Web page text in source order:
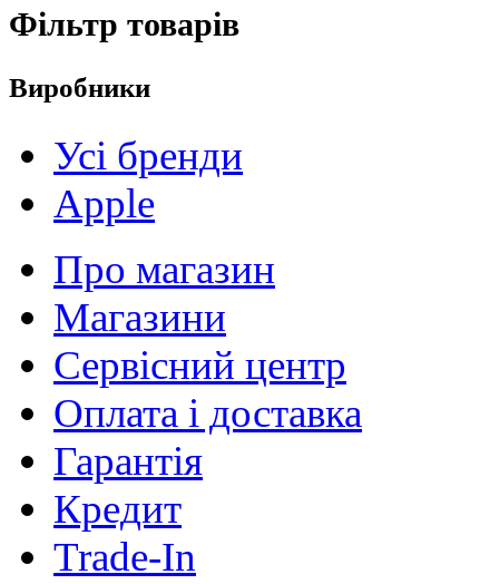
Фільтр товарів
Виробники
Усі бренди
Apple
Про магазин
Магазини
Сервісний центр
Оплата і доставка
Гарантія
Кредит
Trade-In